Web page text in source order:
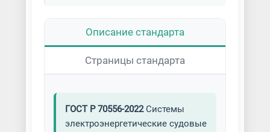
Описание стандарта
Страницы стандарта
ГОСТ Р 70556-2022Системы
электроэнергетические судовые